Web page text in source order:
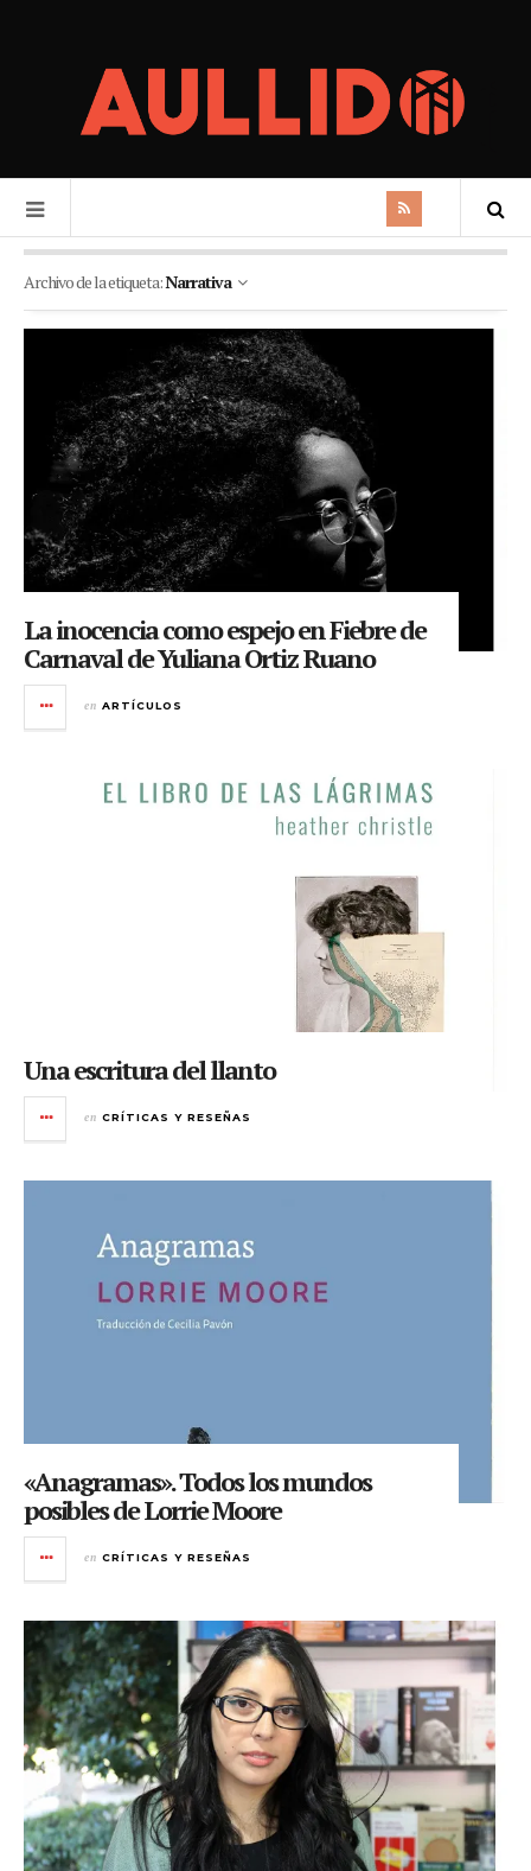
Archivo de la etiqueta:Narrativa
La inocencia como espejo en Fiebre de
Carnaval de Yuliana Ortiz Ruano
en ARTÍCULOS
Una escritura del llanto
en CRÍTICAS Y RESEÑAS
«Anagramas». Todos los mundos
posibles de Lorrie Moore
en CRÍTICAS Y RESEÑAS